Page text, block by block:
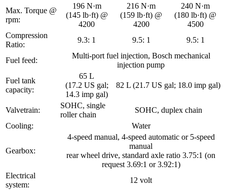
Max. Torque @
rpm:
196 N·m
(145 lb·ft) @
4200
216 N·m
(159 lb·ft) @
4200
240 N·m
(180 lb·ft) @
4500
Compression
Ratio:
9.3: 1 9.5: 1 9.5: 1
Fuel feed:
Multi-port fuel injection, Bosch mechanical
injection pump
Fuel tank
capacity:
65 L
(17.2 US gal;
14.3 imp gal)
82 L (21.7 US gal; 18.0 imp gal)
Valvetrain:
SOHC, single
roller chain
SOHC, duplex chain
Cooling:
Water
Gearbox:
4-speed manual, 4-speed automatic or 5-speed
manual
rear wheel drive, standard axle ratio 3.75:1 (on
request 3.69:1 or 3.92:1)
Electrical
system:
12 volt